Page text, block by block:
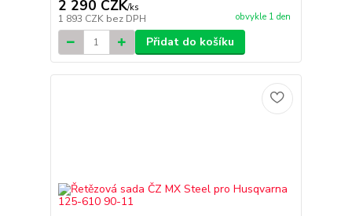
2 290 CZK/ks
1 893 CZK bez DPH obvykle 1 den
Přidat do košíku